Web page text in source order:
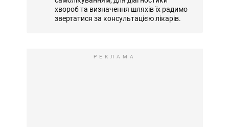
хвороб та визначення шляхів їх радимо
звертатися за консультацією лікарів.
РЕКЛАМА